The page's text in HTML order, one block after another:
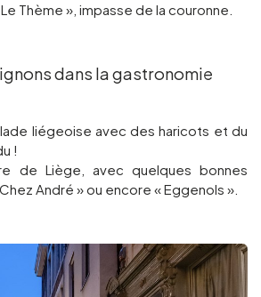
Thème », impasse de la couronne.
dans la gastronomie
liégeoise avec des haricots et du
!
de Liège, avec quelques bonnes
André » ou encore « Eggenols ».